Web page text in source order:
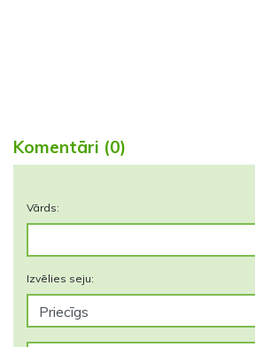
Komentāri (0)
Vārds:
Izvēlies seju: